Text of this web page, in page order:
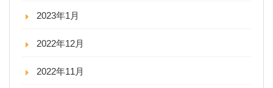
2023年1月
2022年12月
2022年11月